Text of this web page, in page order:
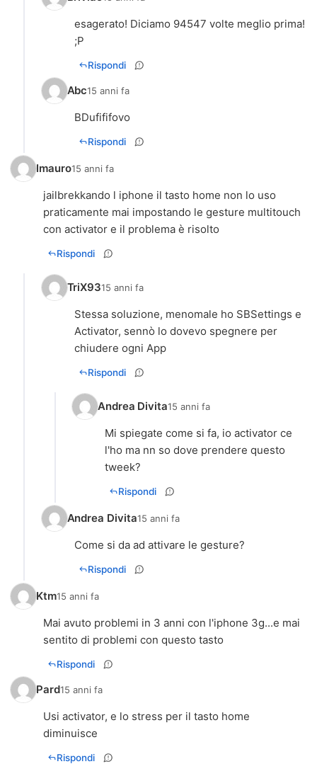
esagerato! Diciamo 94547 volte meglio prima!
;P
Rispondi
Abc15 anni fa
BDufififovo
Rispondi
Imauro15 anni fa
jailbrekkando l iphone il tasto home non lo uso
praticamente mai impostando le gesture multitouch
con activator e il problema è risolto
Rispondi
TriX9315 anni fa
Stessa soluzione, menomale ho SBSettings e
Activator, sennò lo dovevo spegnere per
chiudere ogni App
Rispondi
Andrea Divita15 anni fa
Mi spiegate come si fa, io activator ce
l'ho ma nn so dove prendere questo
tweek?
Rispondi
Andrea Divita15 anni fa
Come si da ad attivare le gesture?
Rispondi
Ktm15 anni fa
Mai avuto problemi in 3 anni con l'iphone 3g...e mai
sentito di problemi con questo tasto
Rispondi
Pard15 anni fa
Usi activator, e lo stress per il tasto home
diminuisce
Rispondi